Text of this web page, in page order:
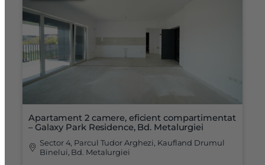
Apartament 2 camere, eficient compartimentat
– Galaxy Park Residence, Bd. Metalurgiei
Sector 4, Parcul Tudor Arghezi, Kaufland Drumul
Binelui, Bd. Metalurgiei